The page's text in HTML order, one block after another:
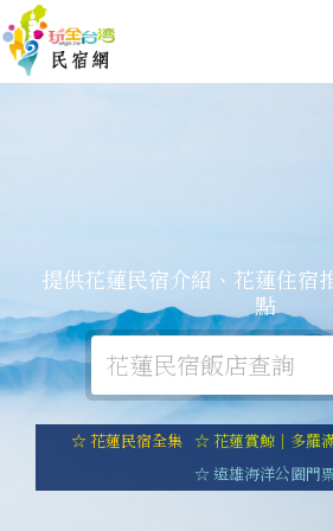
提供花蓮民宿介紹、花蓮住宿
點
☆ 花蓮民宿全集 ☆ 花蓮賞鯨｜多羅
☆ 遠雄海洋公園門